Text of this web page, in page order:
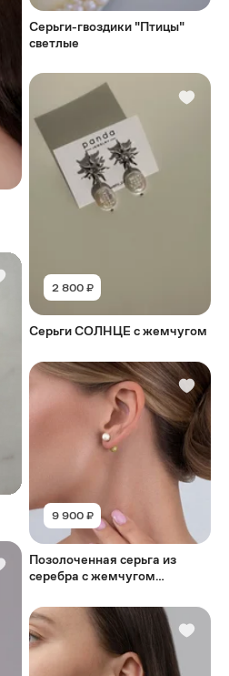
Серьги-гвоздики "Птицы"
светлые
2 800 ₽
Серьги СОЛНЦЕ с жемчугом
9 900 ₽
Позолоченная серьга из
серебра с жемчугом